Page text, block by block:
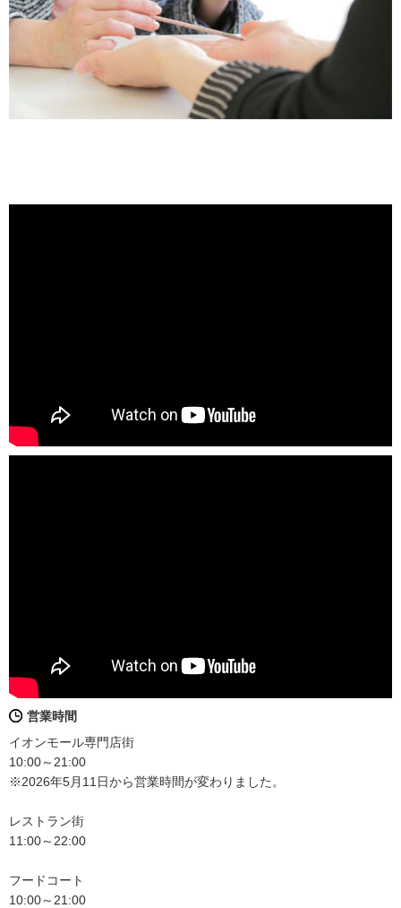
営業時間
イオンモール専門店街
10:00～21:00
※2026年5月11日から営業時間が変わりました。
レストラン街
11:00～22:00
フードコート
10:00～21:00